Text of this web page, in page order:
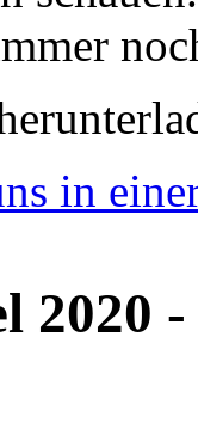
in
2020